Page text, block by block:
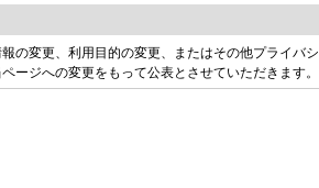
の変更、利用目的の変更、またはその他プライバシ
ージへの変更をもって公表とさせていただきます。